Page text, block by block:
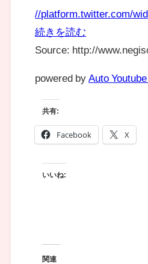
//platform.twitter.com/
続きを読む
Source: http://
powered by Auto
共有:
Facebook X
いいね:
関連